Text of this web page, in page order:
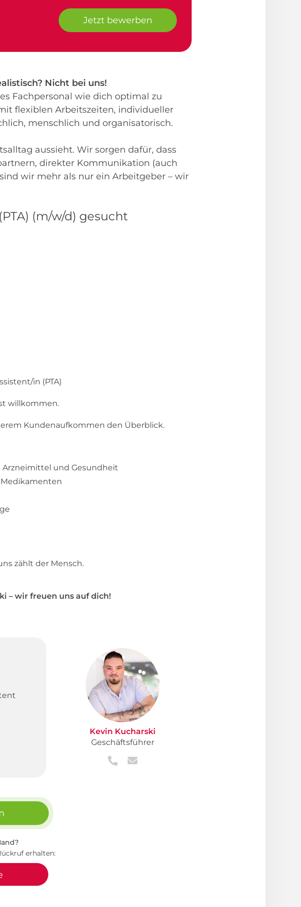
Jetzt bewerben
Nicht bei uns!
Fachpersonal wie dich optimal zu
flexiblen Arbeitszeiten, individueller
menschlich und organisatorisch.
aussieht. Wir sorgen dafür, dass
direkter Kommunikation (auch
wir mehr als nur ein Arbeitgeber – wir
(m/w/d) gesucht
in (PTA)
willkommen.
Kundenaufkommen den Überblick.
und Gesundheit
zählt der Mensch.
– wir freuen uns auf dich!
Kevin Kucharski
Geschäftsführer
erhalten: